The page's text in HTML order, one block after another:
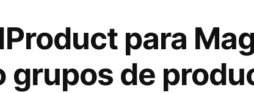
para
grupos de